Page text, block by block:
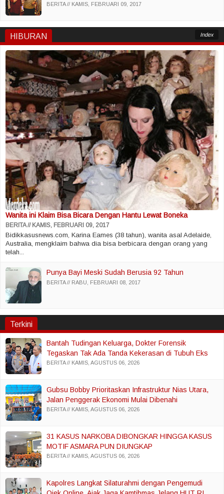
BERITA KAMIS, FEBRUARI 09, 2017
HIBURAN Index
Wanita ini Klaim Bisa Bicara Dengan Hantu Lewat Boneka
BERITA KAMIS, FEBRUARI 09, 2017
Bidikkasusnews.com, Karina Eames (38 tahun), wanita asal Adelaide,
Australia, mengklaim bahwa dia bisa berbicara dengan orang yang
telah...
Punya Bayi Meski Sudah Berusia 92 Tahun
BERITA RABU, FEBRUARI 08, 2017
Terkini
Bantah Tudingan Keluarga, Dokter Forensik
Tegaskan Tak Ada Tanda Kekerasan di Tubuh Eks
Istri Polisi
BERITA KAMIS, AGUSTUS 06, 2026
Gubsu Bobby Prioritaskan Infrastruktur Nias Utara,
Jalan Penggerak Ekonomi Mulai Dibenahi
BERITA KAMIS, AGUSTUS 06, 2026
31 KASUS NARKOBA DIBONGKAR HINGGA KASUS
MOTIF ASMARA PUN DIUNGKAP
BERITA KAMIS, AGUSTUS 06, 2026
Kapolres Langkat Silaturahmi dengan Pengemudi